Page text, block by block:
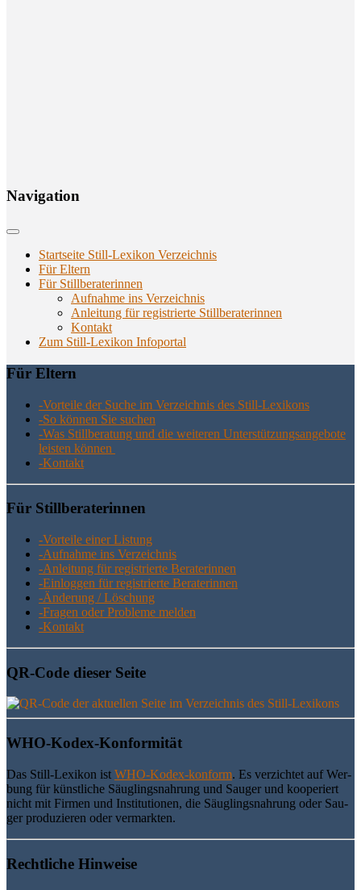
Navi­ga­ti­on
Startseite Still-Lexikon Verzeichnis
Für Eltern
Für Stillberaterinnen
Aufnahme ins Verzeichnis
Anlei­tung für regis­trier­te Stillberaterinnen
Kon­takt
Zum Still-Lexikon Infoportal
Für Eltern
-Vor­tei­le der Suche im Ver­zeich­nis des Still-Lexikons
-So kön­nen Sie suchen
-Was Still­be­ra­tung und die wei­te­ren Unter­stüt­zungs­an­ge­bo­te
leis­ten können
-Kon­takt
Für Still­be­ra­te­rin­nen
-Vor­tei­le einer Listung
-Auf­nah­me ins Verzeichnis
-Anlei­tung für regis­trier­te Beraterinnen
-Ein­log­gen für regis­trier­te Beraterinnen
-Ände­rung / Löschung
-Fra­gen oder Pro­ble­me melden
-Kon­takt
QR-Code die­ser Seite
WHO-Kodex-Kon­for­mi­tät
Das Still-Lexi­kon ist WHO-Kodex-kon­form. Es ver­zich­tet auf Wer­
bung für künst­li­che Säug­lings­nah­rung und Sau­ger und koope­riert
nicht mit Fir­men und Insti­tu­tio­nen, die Säug­lings­nah­rung oder Sau­
ger pro­du­zie­ren oder vermarkten.
Recht­li­che Hinweise